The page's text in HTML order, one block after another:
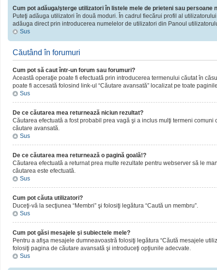
Cum pot adăuga/şterge utilizatori în listele mele de prieteni sau persoane
Puteţi adăuga utilizatori în două moduri. În cadrul fiecărui profil al
adăuga direct prin introducerea numelelor de utilizatori din Panoul
Sus
Căutând în forumuri
Cum pot să caut într-un forum sau forumuri?
Această operaţie poate fi efectuată prin introducerea termenului căutat în
poate fi accesată folosind link-ul “Căutare avansată” localizat pe toate
Sus
De ce căutarea mea returnează niciun rezultat?
Căutarea efectuată a fost probabil prea vagă şi a inclus mulţi termeni
căutare avansată.
Sus
De ce căutarea mea returnează o pagină goală!?
Căutarea efectuată a returnat prea multe rezultate pentru webserver să le
căutarea este efectuată.
Sus
Cum pot căuta utilizatori?
Duceţi-vă la secţiunea “Membri” şi folosiţi legătura “Caută un membru”.
Sus
Cum pot găsi mesajele şi subiectele mele?
Pentru a afişa mesajele dumneavoastră folosiţi legătura “Căută mesajele
folosiţi pagina de căutare avansată şi introduceţi opţiunile adecvate.
Sus